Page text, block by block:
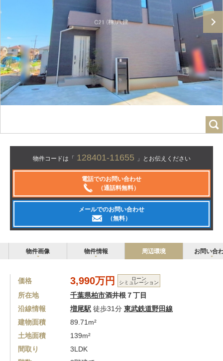
物件コードは「 128401-11655 」とお伝えください
電話でのお問い合わせ
（通話料無料）
メールでのお問い合わせ
（無料）
物件画像 物件情報 周辺環境 お問い合
価格 3,990万円 ローン
シミュレーション
所在地 千葉県柏市酒井根７丁目
沿線情報
増尾駅 徒歩31分 東武鉄道野田線
建物面積
89.71m²
土地面積
139m²
間取り
3LDK